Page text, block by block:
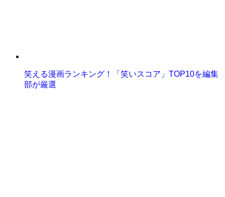
笑える漫画ランキング！「笑いスコア」TOP10を編集
部が厳選